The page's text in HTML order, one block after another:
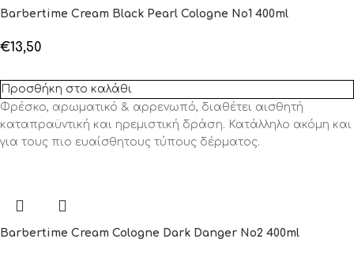
Barbertime Cream Black Pearl Cologne No1 400ml
€13,50
Προσθήκη στο καλάθι
Φρέσκο, αρωματικό & αρρενωπό, διαθέτει αισθητή
καταπραϋντική και ηρεμιστική δράση. Κατάλληλο ακόμη και
για τους πιο ευαίσθητους τύπους δέρματος.
Barbertime Cream Cologne Dark Danger No2 400ml